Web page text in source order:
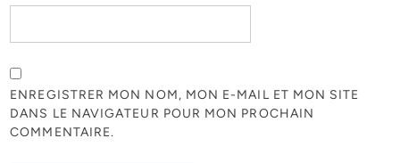
ENREGISTRER MON NOM, MON E-MAIL ET MON SITE
DANS LE NAVIGATEUR POUR MON PROCHAIN
COMMENTAIRE.